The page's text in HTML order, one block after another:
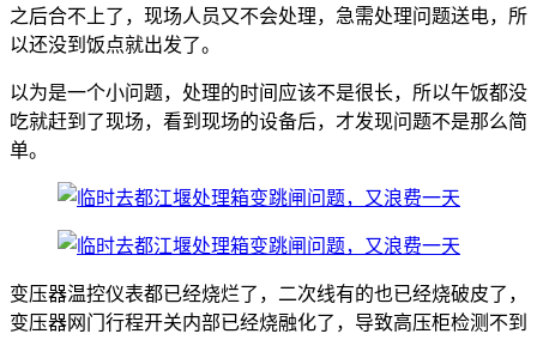
之后合不上了，现场人员又不会处理，急需处理问题送电，所
以还没到饭点就出发了。
以为是一个小问题，处理的时间应该不是很长，所以午饭都没
吃就赶到了现场，看到现场的设备后，才发现问题不是那么简
单。
变压器温控仪表都已经烧烂了，二次线有的也已经烧破皮了，
变压器网门行程开关内部已经烧融化了，导致高压柜检测不到